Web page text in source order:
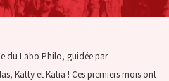
du Labo Philo, guidée par
Katty et Katia ! Ces premiers mois ont